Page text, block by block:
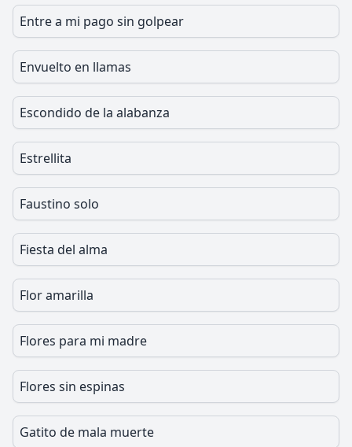
Entre a mi pago sin golpear
Envuelto en llamas
Escondido de la alabanza
Estrellita
Faustino solo
Fiesta del alma
Flor amarilla
Flores para mi madre
Flores sin espinas
Gatito de mala muerte